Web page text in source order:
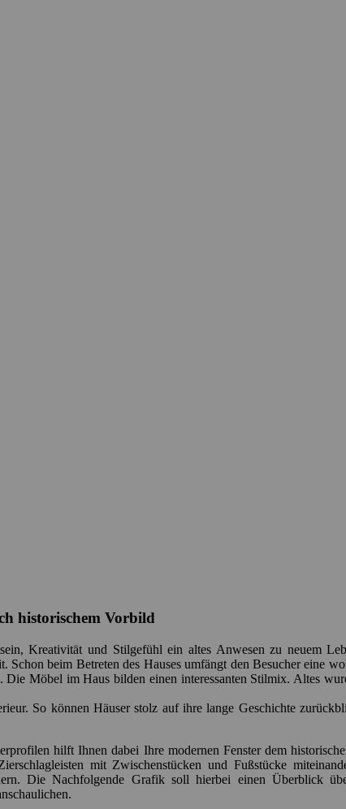
historischem Vorbild
Kreativität und Stilgefühl ein altes Anwesen zu neuem
Schon beim Betreten des Hauses umfängt den Besucher eine
Die Möbel im Haus bilden einen interessanten Stilmix. Altes
So können Häuser stolz auf ihre lange Geschichte
hilft Ihnen dabei Ihre modernen Fenster dem
mit Zwischenstücken und Fußstücke
Die Nachfolgende Grafik soll hierbei einen Überblick